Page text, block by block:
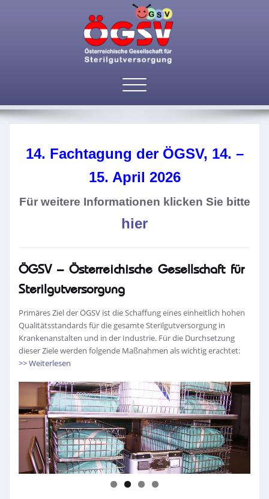
Toggle
Home
14. Fachtagung der ÖGSV, 14. –
15. April 2026
Für weitere Informationen klicken Sie bitte
hier
ÖGSV – Österreichische Gesellschaft für
Sterilgutversorgung
Primäres Ziel der ÖGSV ist die Schaffung eines einheitlich hohen
Qualitätsstandards für die gesamte Sterilgutversorgung in
Krankenanstalten und in der Industrie. Für die Durchsetzung
dieser Ziele werden folgende Maßnahmen als wichtig erachtet:
>> Weiterlesen